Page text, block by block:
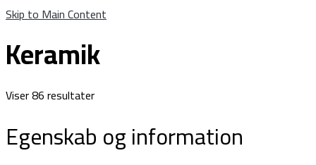
Skip to Main Content
Keramik
Viser 86 resultater
Egenskab og information